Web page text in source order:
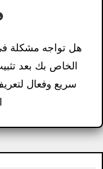
هل تواجه مشكلة في
الخاص بك بعد
سريع وفعال